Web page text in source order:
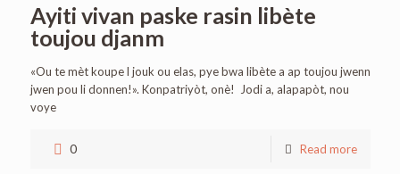
Ayiti vivan paske rasin libète
toujou djanm
«Ou te mèt koupe l jouk ou elas, pye bwa libète a ap toujou jwenn
jwen pou li donnen!». Konpatriyòt, onè! Jodi a, alapapòt, nou
voye
0 Read more